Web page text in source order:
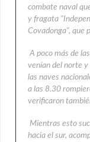
combate naval
y fragata
Covadonga", que
A poco más de
venían del norte y
las naves
a las 8.30
verificaron
Mientras esto
hacia el sur,